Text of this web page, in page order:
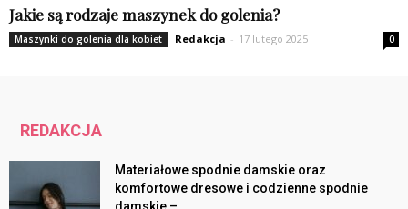
Jakie są rodzaje maszynek do golenia?
Maszynki do golenia dla kobiet Redakcja - 17 lutego 2025 0
REDAKCJA
Materiałowe spodnie damskie oraz
komfortowe dresowe i codzienne spodnie